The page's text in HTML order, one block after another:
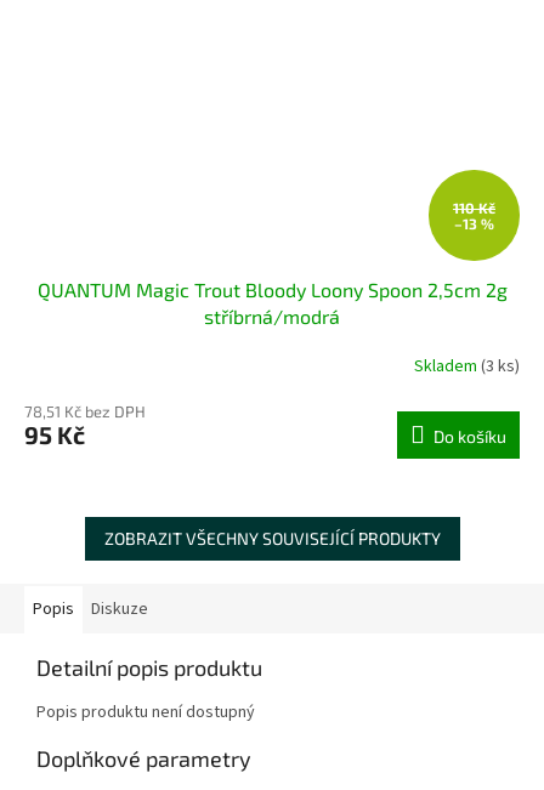
110 Kč
–13 %
QUANTUM Magic Trout Bloody Loony Spoon 2,5cm 2g
stříbrná/modrá
Skladem (3 ks)
78,51 Kč bez DPH
95 Kč Do košíku
ZOBRAZIT VŠECHNY SOUVISEJÍCÍ PRODUKTY
Popis Diskuze
Detailní popis produktu
Popis produktu není dostupný
Doplňkové parametry